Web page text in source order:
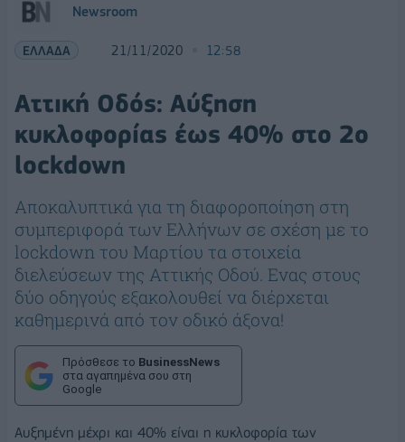
Newsroom
ΕΛΛΑΔΑ 21/11/2020 12:58
Αττική Οδός: Αύξηση
κυκλοφορίας έως 40% στο 2ο
lockdown
Αποκαλυπτικά για τη διαφοροποίηση στη
συμπεριφορά των Ελλήνων σε σχέση με το
lockdown του Μαρτίου τα στοιχεία
διελεύσεων της Αττικής Οδού. Ενας στους
δύο οδηγούς εξακολουθεί να διέρχεται
καθημερινά από τον οδικό άξονα!
Πρόσθεσε το BusinessNews
στα αγαπημένα σου στη
Google
Αυξημένη μέχρι και 40% είναι η κυκλοφορία των